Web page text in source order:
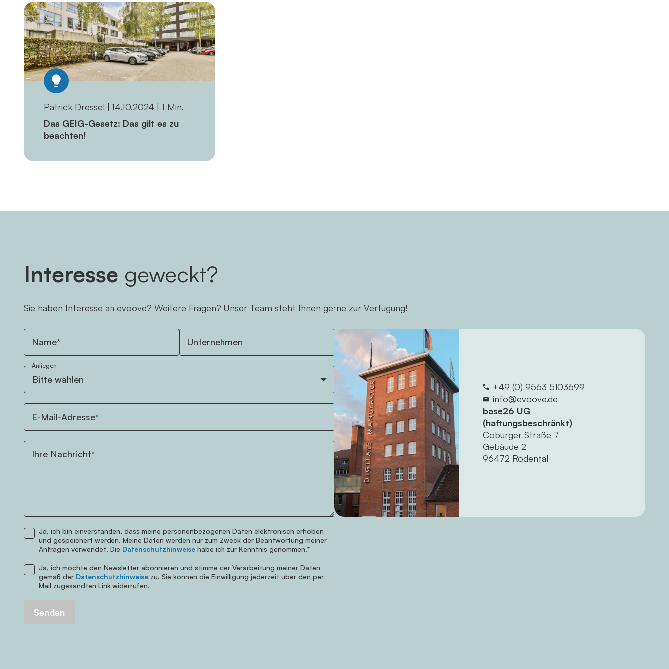
Patrick Dressel | 14.10.2024 | 1 Min.
Das GEIG-Gesetz: Das gilt es zu
beachten!
Interesse geweckt?
Sie haben Interesse an evoove? Weitere Fragen? Unser Team steht Ihnen gerne zur Verfügung!
Name* Unternehmen
Anliegen
E-Mail-Adresse*
Ihre Nachricht*
Telefonnummer
Ja, ich bin einverstanden, dass meine personenbezogenen Daten elektronisch erhoben
und gespeichert werden. Meine Daten werden nur zum Zweck der Beantwortung meiner
Anfragen verwendet. Die Datenschutzhinweise habe ich zur Kenntnis genommen.*
Ja, ich möchte den Newsletter abonnieren und stimme der Verarbeitung meiner Daten
gemäß der Datenschutzhinweise zu. Sie können die Einwilligung jederzeit über den per
Mail zugesandten Link widerrufen.
Senden
+49 (0) 9563 5103699
info@evoove.de
base26 UG
(haftungsbeschränkt)
Coburger Straße 7
Gebäude 2
96472 Rödental